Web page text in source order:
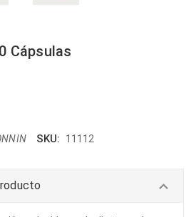
Cápsulas
SKU: 11112